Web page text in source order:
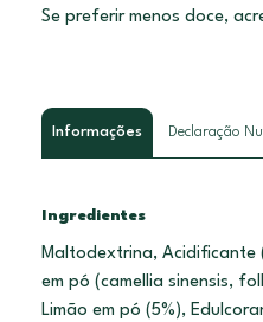
Se preferir menos doce,
Informações Declaração
Ingredientes
Maltodextrina, Acidificante
em pó (camellia sinensis,
Limão em pó (5%),